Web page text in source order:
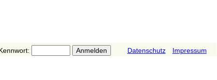
Datenschutz Impressum